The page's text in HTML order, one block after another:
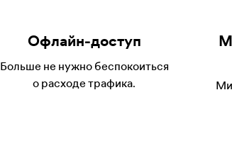
Офлайн-доступ
Больше не нужно беспокоиться
о расходе трафика.